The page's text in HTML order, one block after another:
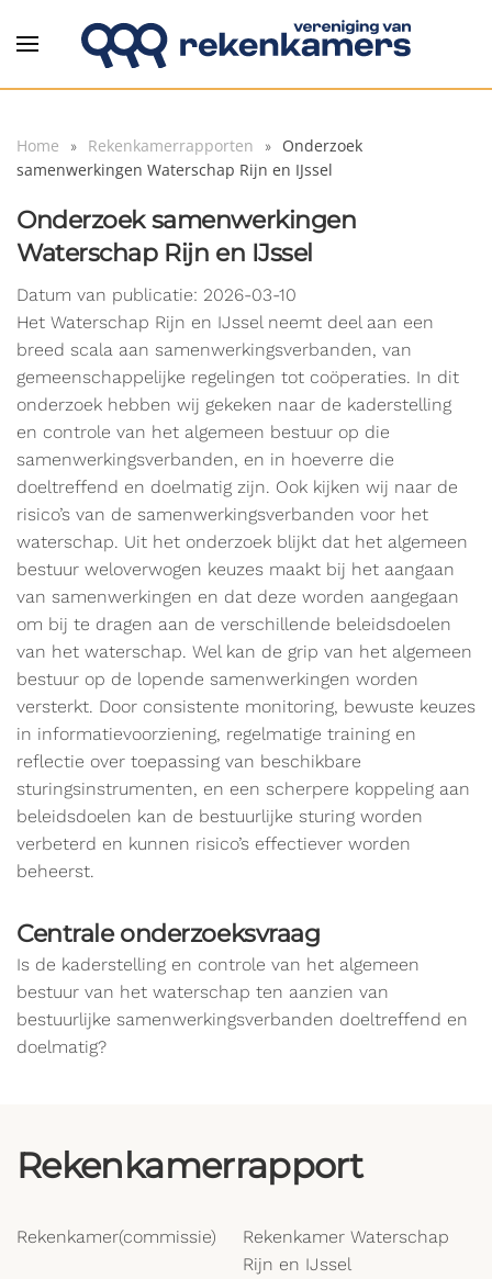
Overslaan en naar de inhoud gaan
Home Rekenkamerrapporten
Onderzoek
samenwerkingen Waterschap Rijn en IJssel
Onderzoek samenwerkingen
Waterschap Rijn en IJssel
Datum van publicatie: 2026-03-10
Het Waterschap Rijn en IJssel neemt deel aan een
breed scala aan samenwerkingsverbanden, van
gemeenschappelijke regelingen tot coöperaties. In dit
onderzoek hebben wij gekeken naar de kaderstelling
en controle van het algemeen bestuur op die
samenwerkingsverbanden, en in hoeverre die
doeltreffend en doelmatig zijn. Ook kijken wij naar de
risico’s van de samenwerkingsverbanden voor het
waterschap. Uit het onderzoek blijkt dat het algemeen
bestuur weloverwogen keuzes maakt bij het aangaan
van samenwerkingen en dat deze worden aangegaan
om bij te dragen aan de verschillende beleidsdoelen
van het waterschap. Wel kan de grip van het algemeen
bestuur op de lopende samenwerkingen worden
versterkt. Door consistente monitoring, bewuste keuzes
in informatievoorziening, regelmatige training en
reflectie over toepassing van beschikbare
sturingsinstrumenten, en een scherpere koppeling aan
beleidsdoelen kan de bestuurlijke sturing worden
verbeterd en kunnen risico’s effectiever worden
beheerst.
Centrale onderzoeksvraag
Is de kaderstelling en controle van het algemeen
bestuur van het waterschap ten aanzien van
bestuurlijke samenwerkingsverbanden doeltreffend en
doelmatig?
Rekenkamerrapport
Rekenkamer(commissie)
Rekenkamer Waterschap
Rijn en IJssel